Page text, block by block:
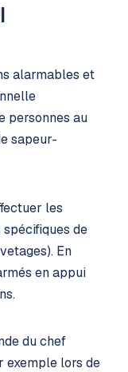
alarmables et
personnes au
sapeur-
les
spécifiques de
En
en appui
du chef
exemple lors de